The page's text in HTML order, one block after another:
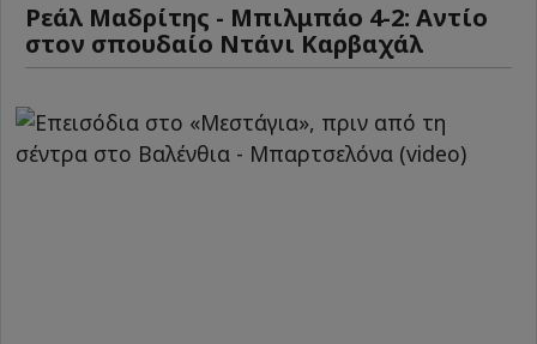
Ρεάλ Μαδρίτης - Μπιλμπάο 4-2: Αντίο
στον σπουδαίο Ντάνι Καρβαχάλ